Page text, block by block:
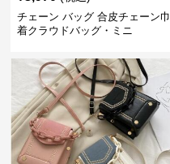
チェーン バッグ 合皮チェーン巾
着クラウドバッグ・ミニ